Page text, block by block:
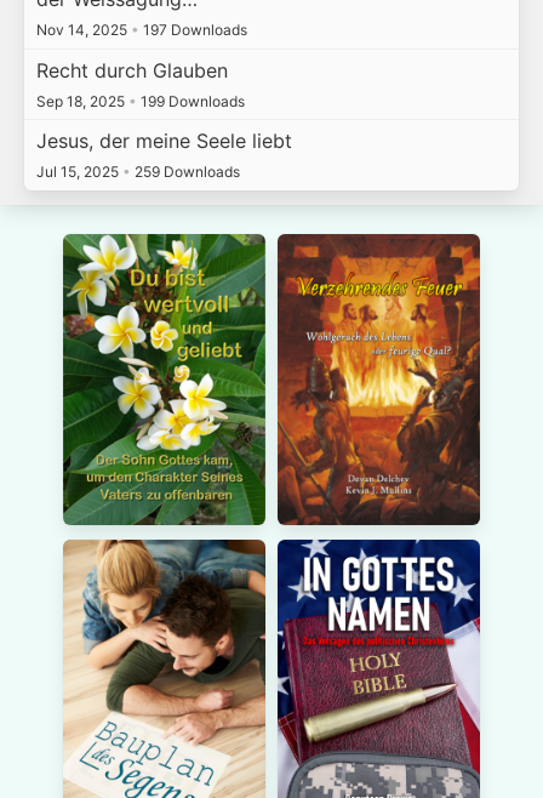
Nov 14, 2025 • 197 Downloads
Recht durch Glauben
Sep 18, 2025 • 199 Downloads
Jesus, der meine Seele liebt
Jul 15, 2025 • 259 Downloads